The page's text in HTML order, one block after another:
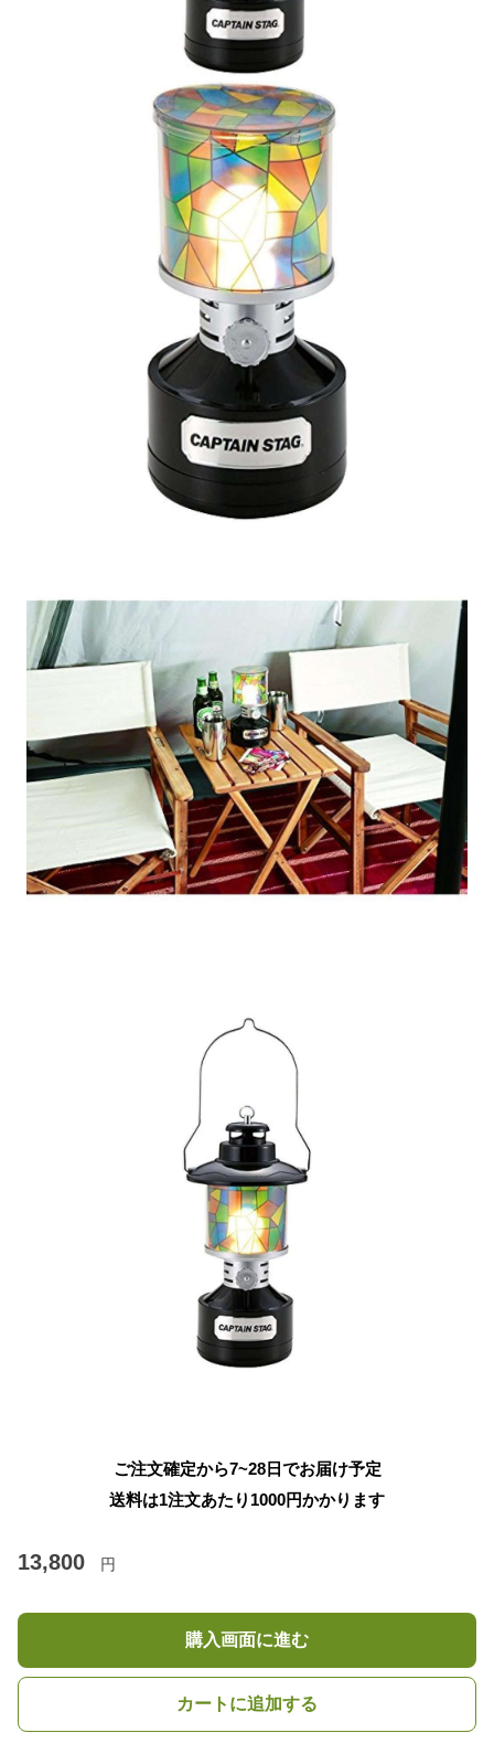
ご注文確定から7~28日でお届け予定
送料は1注文あたり 1000円かかります
13,800 円
購入画面に進む
カートに追加する